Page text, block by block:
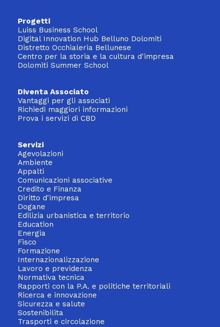
Progetti
Luiss Business School
Digital Innovation Hub Belluno Dolomiti
Distretto Occhialeria Bellunese
Centro per la storia e la cultura d'impresa
Dolomiti Summer School
Diventa Associato
Vantaggi per gli associati
Richiedi maggiori informazioni
Prova i servizi di CBD
Servizi
Agevolazioni
Ambiente
Appalti
Comunicazioni associative
Credito e Finanza
Diritto d'impresa
Dogane
Edilizia urbanistica e territorio
Education
Energia
Fisco
Formazione
Internazionalizzazione
Lavoro e previdenza
Normativa tecnica
Rapporti con la P.A. e politiche territoriali
Ricerca e innovazione
Sicurezza e salute
Sostenibilita
Trasporti e circolazione